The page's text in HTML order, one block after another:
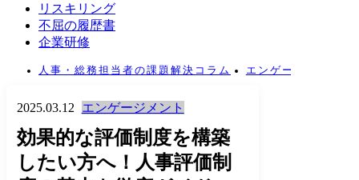
リスキリング
不屈の履歴書
企業研修
人事・総務担当者の課題解決コラム エンゲージメント
2025.03.12 エンゲージメント
効果的な評価制度を構築
したい方へ！人事評価制